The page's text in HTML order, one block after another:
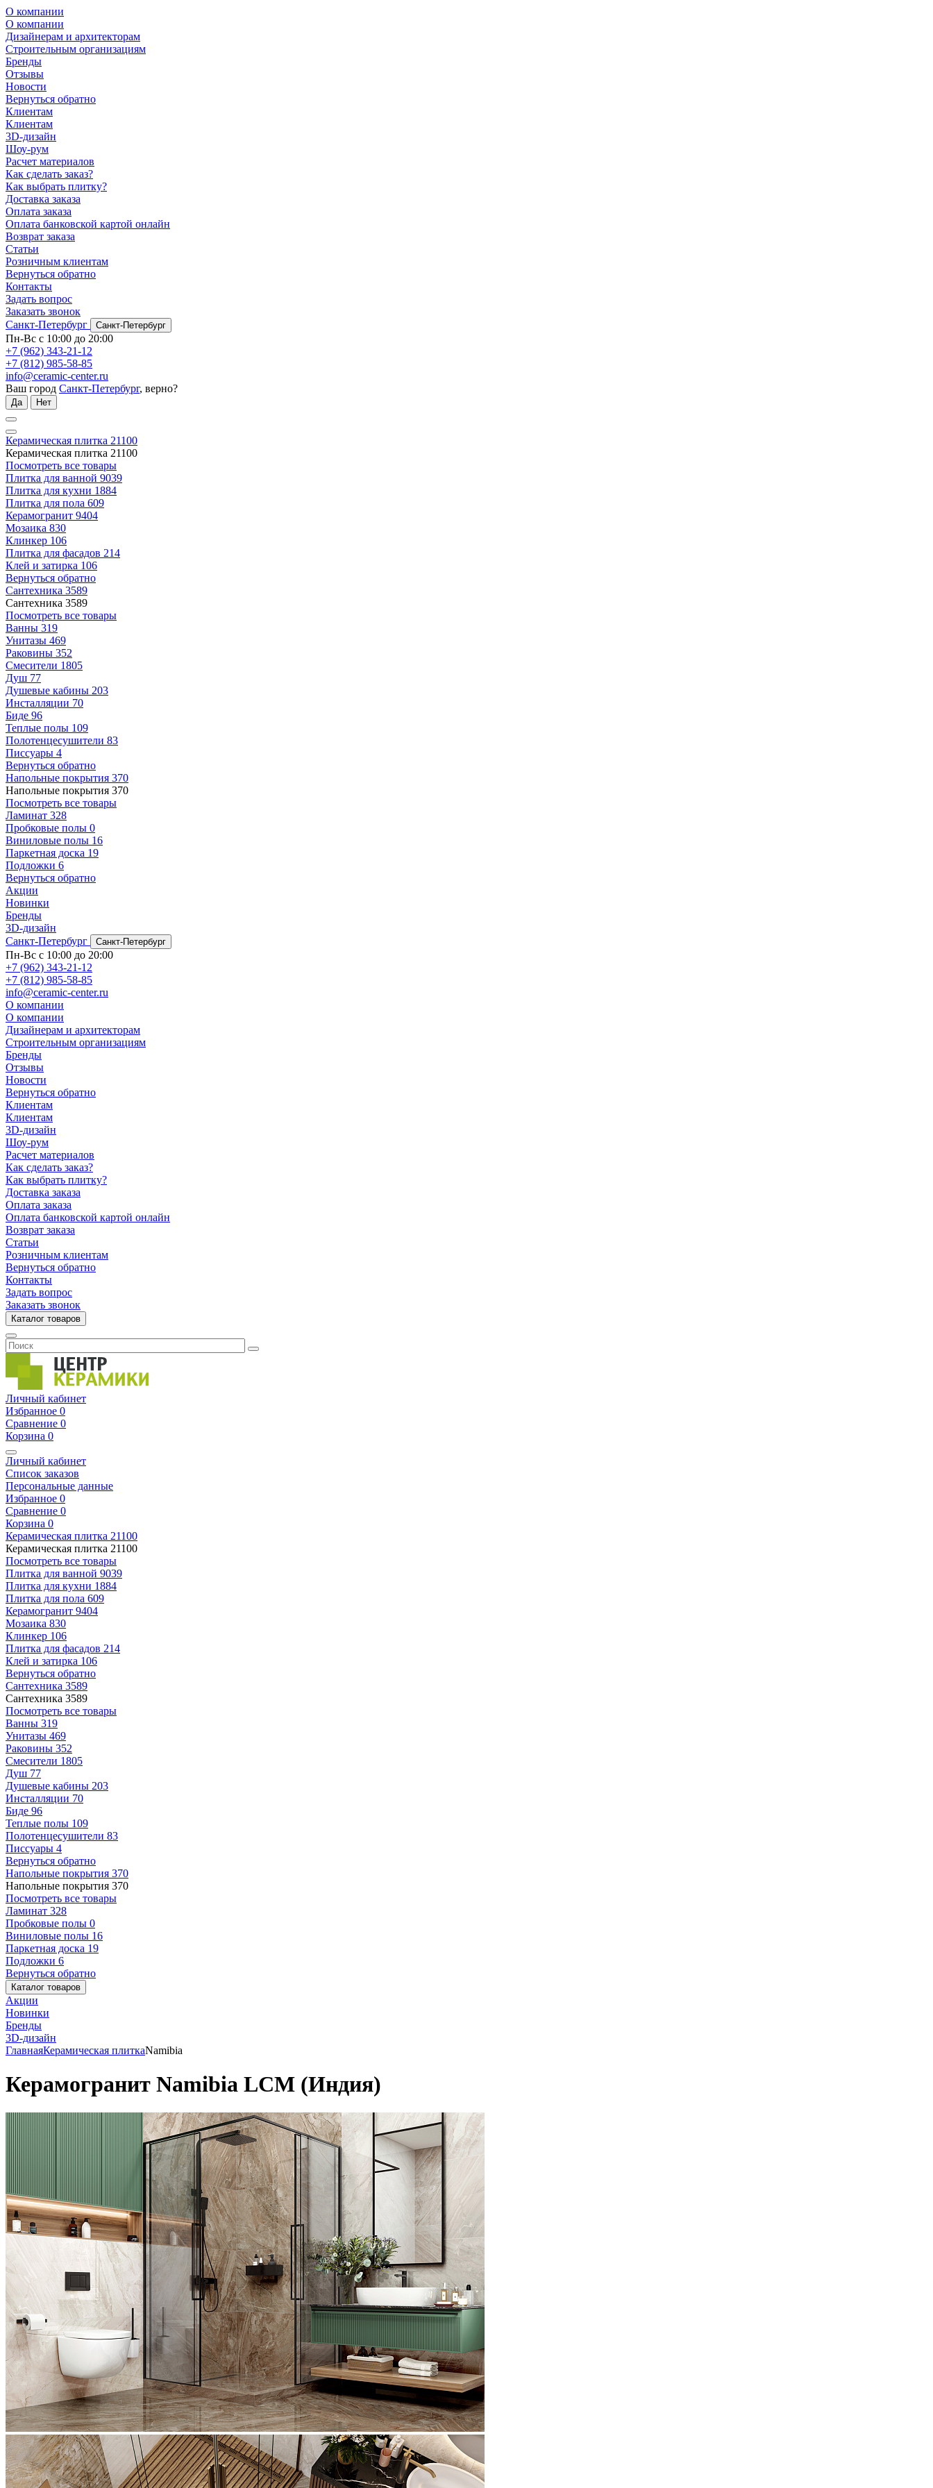
О компании
О компании
Дизайнерам и архитекторам
Строительным организациям
Бренды
Отзывы
Новости
Вернуться обратно
Клиентам
Клиентам
3D-дизайн
Шоу-рум
Расчет материалов
Как сделать заказ?
Как выбрать плитку?
Доставка заказа
Оплата заказа
Оплата банковской картой онлайн
Возврат заказа
Статьи
Розничным клиентам
Вернуться обратно
Контакты
Задать вопрос
Заказать звонок
Санкт-Петербург
Санкт-Петербург
Пн-Вс с 10:00 до 20:00
+7 (962) 343-21-12
+7 (812) 985-58-85
info@ceramic-center.ru
Ваш город Санкт-Петербург, верно?
Да Нет
Керамическая плитка 21100
Керамическая плитка 21100
Посмотреть все товары
Плитка для ванной 9039
Плитка для кухни 1884
Плитка для пола 609
Керамогранит 9404
Мозаика 830
Клинкер 106
Плитка для фасадов 214
Клей и затирка 106
Вернуться обратно
Сантехника 3589
Сантехника 3589
Посмотреть все товары
Ванны 319
Унитазы 469
Раковины 352
Смесители 1805
Душ 77
Душевые кабины 203
Инсталляции 70
Биде 96
Теплые полы 109
Полотенцесушители 83
Писсуары 4
Вернуться обратно
Напольные покрытия 370
Напольные покрытия 370
Посмотреть все товары
Ламинат 328
Пробковые полы 0
Виниловые полы 16
Паркетная доска 19
Подложки 6
Вернуться обратно
Акции
Новинки
Бренды
3D-дизайн
Санкт-Петербург
Санкт-Петербург
Пн-Вс с 10:00 до 20:00
+7 (962) 343-21-12
+7 (812) 985-58-85
info@ceramic-center.ru
О компании
О компании
Дизайнерам и архитекторам
Строительным организациям
Бренды
Отзывы
Новости
Вернуться обратно
Клиентам
Клиентам
3D-дизайн
Шоу-рум
Расчет материалов
Как сделать заказ?
Как выбрать плитку?
Доставка заказа
Оплата заказа
Оплата банковской картой онлайн
Возврат заказа
Статьи
Розничным клиентам
Вернуться обратно
Контакты
Задать вопрос
Заказать звонок
Каталог товаров
Личный кабинет
Избранное 0
Сравнение 0
Корзина 0
Личный кабинет
Список заказов
Персональные данные
Избранное 0
Сравнение 0
Корзина 0
Керамическая плитка 21100
Керамическая плитка 21100
Посмотреть все товары
Плитка для ванной 9039
Плитка для кухни 1884
Плитка для пола 609
Керамогранит 9404
Мозаика 830
Клинкер 106
Плитка для фасадов 214
Клей и затирка 106
Вернуться обратно
Сантехника 3589
Сантехника 3589
Посмотреть все товары
Ванны 319
Унитазы 469
Раковины 352
Смесители 1805
Душ 77
Душевые кабины 203
Инсталляции 70
Биде 96
Теплые полы 109
Полотенцесушители 83
Писсуары 4
Вернуться обратно
Напольные покрытия 370
Напольные покрытия 370
Посмотреть все товары
Ламинат 328
Пробковые полы 0
Виниловые полы 16
Паркетная доска 19
Подложки 6
Вернуться обратно
Каталог товаров
Акции
Новинки
Бренды
3D-дизайн
ГлавнаяКерамическая плиткаNamibia
Керамогранит Namibia LCM (Индия)